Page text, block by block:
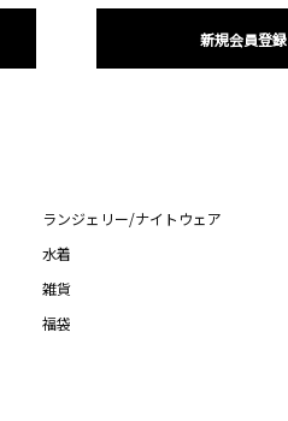
新規会員登録
ランジェリー/ナイトウェア
水着
雑貨
福袋